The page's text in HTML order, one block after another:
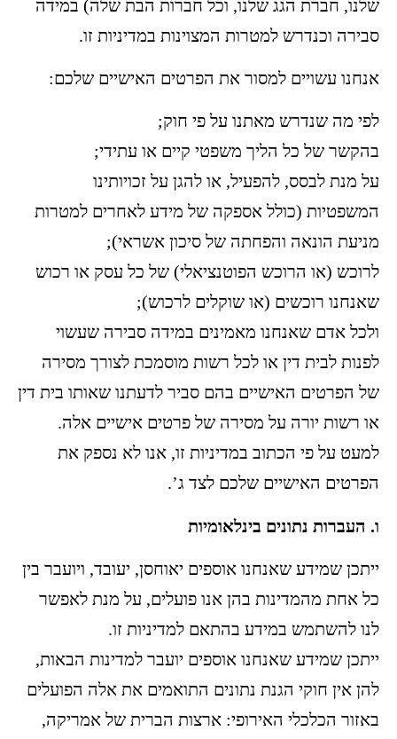
שלנו, חברת הגג שלנו, וכל חברות הבת שלה) במידה
סבירה וכנדרש למטרות המצוינות במדיניות זו.
אנחנו עשויים למסור את הפרטים האישיים שלכם:
לפי מה שנדרש מאתנו על פי חוק;
בהקשר של כל הליך משפטי קיים או עתידי;
על מנת לבסס, להפעיל, או להגן על זכויותינו
המשפטיות (כולל אספקה של מידע לאחרים למטרות
מניעת הונאה והפחתה של סיכון אשראי);
לרוכש (או הרוכש הפוטנציאלי) של כל עסק או רכוש
שאנחנו רוכשים (או שוקלים לרכוש);
ולכל אדם שאנחנו מאמינים במידה סבירה שעשוי
לפנות לבית דין או לכל רשות מוסמכת לצורך מסירה
של הפרטים האישיים בהם סביר לדעתנו שאותו בית דין
או רשות יורה על מסירה של פרטים אישיים אלה.
למעט על פי הכתוב במדיניות זו, אנו לא נספק את
הפרטים האישיים שלכם לצד ג’.
ו. העברות נתונים בינלאומיות
ייתכן שמידע שאנחנו אוספים יאוחסן, יעובד, ויועבר בין
כל אחת מהמדינות בהן אנו פועלים, על מנת לאפשר
לנו להשתמש במידע בהתאם למדיניות זו.
ייתכן שמידע שאנחנו אוספים יועבר למדינות הבאות,
להן אין חוקי הגנת נתונים התואמים את אלה הפועלים
באזור הכלכלי האירופי: ארצות הברית של אמריקה,